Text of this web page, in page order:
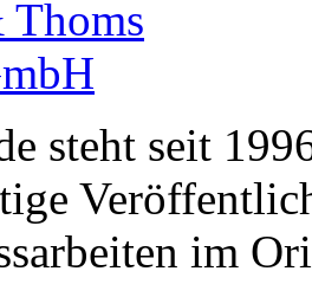
Thoms
steht seit
im